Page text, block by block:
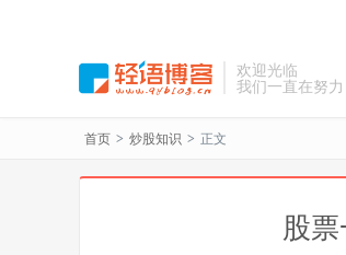
欢迎光临
我们一直在努力
首页 > 炒股知识 > 正文
股